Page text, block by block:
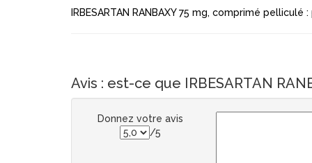
IRBESARTAN RANBAXY 75 mg, comprimé
Avis : est-ce que IRBESARTAN
Donnez votre avis
/5